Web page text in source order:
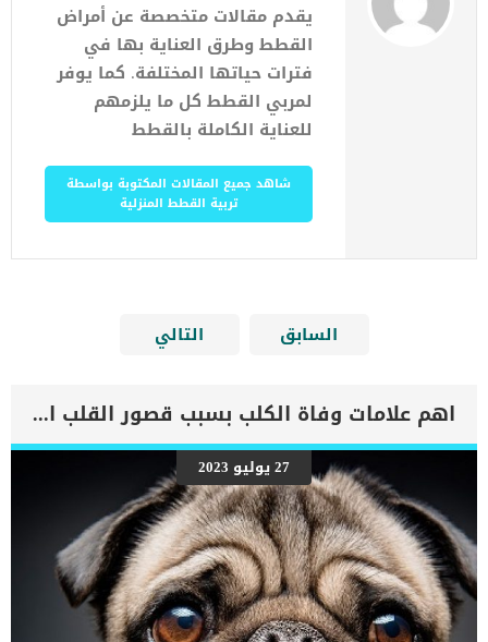
يقدم مقالات متخصصة عن أمراض
القطط وطرق العناية بها في
فترات حياتها المختلفة. كما يوفر
لمربي القطط كل ما يلزمهم
للعناية الكاملة بالقطط
شاهد جميع المقالات المكتوبة بواسطة
تربية القطط المنزلية
السابق التالي
اهم علامات وفاة الكلب بسبب قصور القلب الاحتقانى
27 يوليو 2023